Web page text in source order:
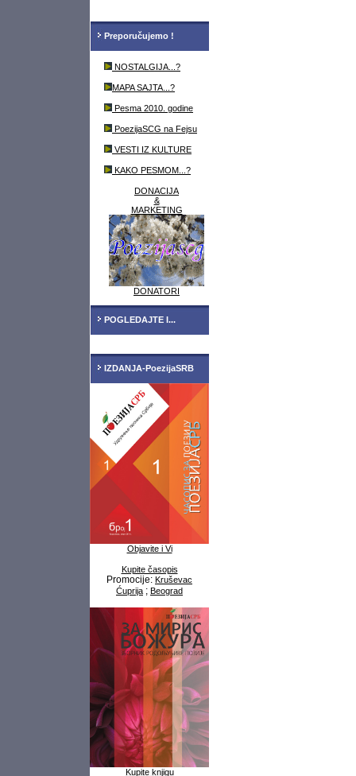
Preporučujemo !
NOSTALGIJA...?
MAPA SAJTA...?
Pesma 2010. godine
PoezijaSCG na Fejsu
VESTI IZ KULTURE
KAKO PESMOM...?
DONACIJA
&
MARKETING
DONATORI
POGLEDAJTE I...
IZDANJA-PoezijaSRB
Objavite i Vi
Kupite časopis
Promocije: Kruševac
Ćuprija ; Beograd
Kupite knjigu